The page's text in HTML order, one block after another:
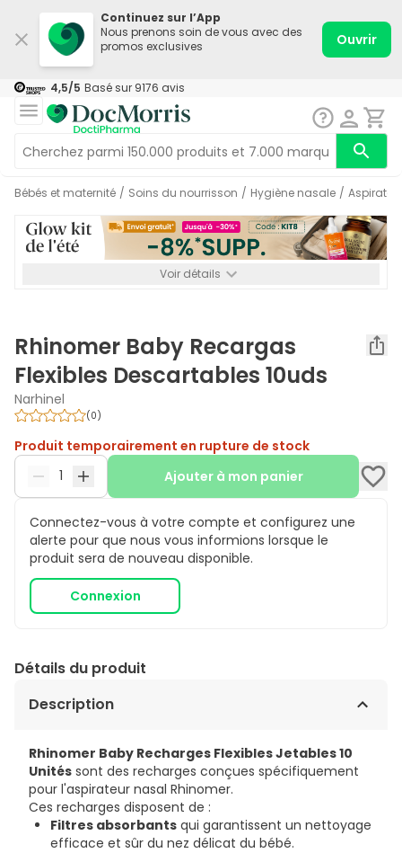
Continuez sur l’App
Nous prenons soin de vous avec des
promos exclusives
Ouvrir
4,5/5 Basé sur 9176 avis
Bébés et maternité / Soins du nourrisson / Hygiène nasale /
Voir détails
Rhinomer Baby Recargas
Flexibles Descartables 10uds
Narhinel
(0)
Produit temporairement en rupture de stock
Ajouter à mon panier
Connectez-vous à votre compte et configurez une
alerte pour que nous vous informions lorsque le
produit sera de nouveau disponible.
Connexion
Détails du produit
Description
Rhinomer Baby Recharges Flexibles Jetables 10
Unités sont des recharges conçues spécifiquement
pour l'aspirateur nasal Rhinomer.
Ces recharges disposent de :
Filtres absorbants qui garantissent un nettoyage
efficace et sûr du nez délicat du bébé.